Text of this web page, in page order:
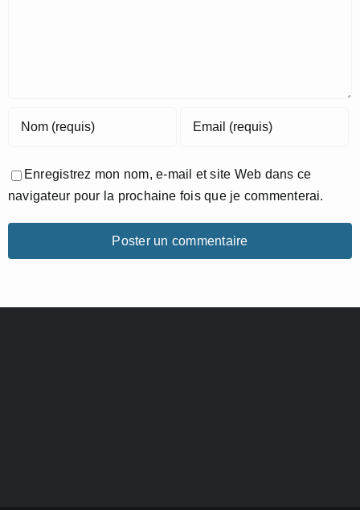
Enregistrez mon nom, e-mail et site Web dans ce
navigateur pour la prochaine fois que je commenterai.